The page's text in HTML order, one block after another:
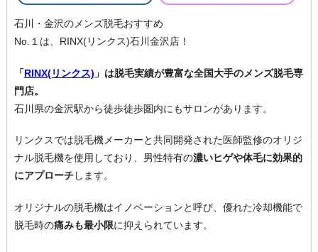
石川・金沢のメンズ脱毛おすすめ
No.１は、RINX(リンクス)石川金沢店！
「RINX(リンクス) 」は脱毛実績が豊富な全国大手のメンズ脱毛専
門店。
石川県の金沢駅から徒歩徒歩圏内にもサロンがあります。
リンクスでは脱毛機メーカーと共同開発された医師監修のオリジ
ナル脱毛機を使用しており、男性特有の濃いヒゲや体毛に効果的
にアプローチします。
オリジナルの脱毛機はイノベーションと呼び、優れた冷却機能で
脱毛時の痛みも最小限に抑えられています。